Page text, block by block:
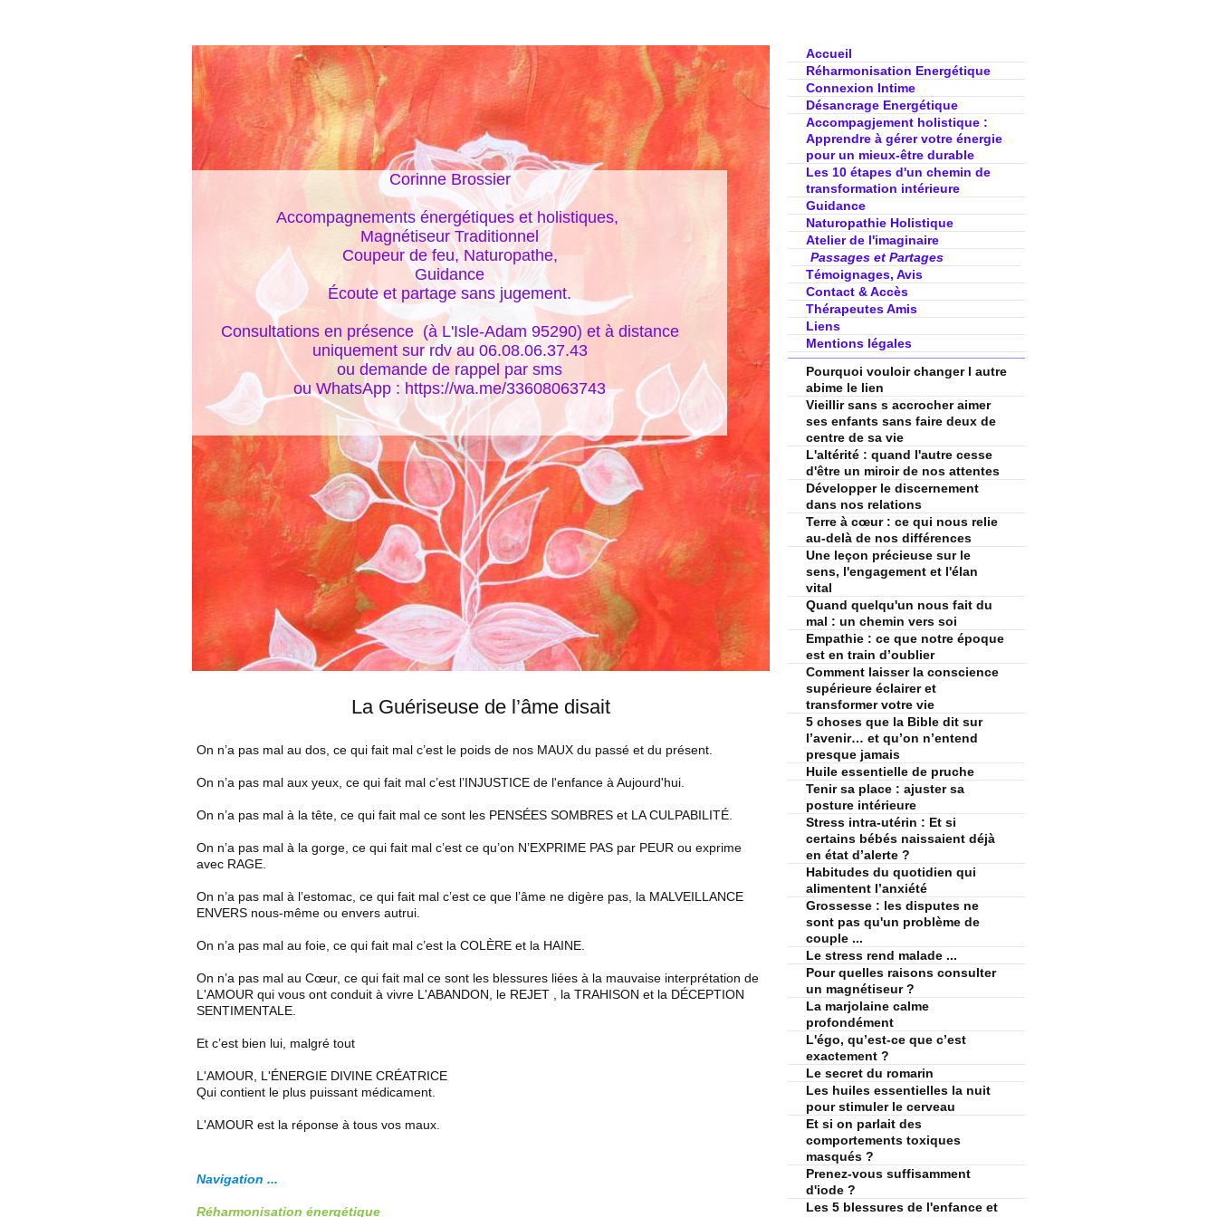
Corinne Brossier
Accompagnements énergétiques et holistiques,
Magnétiseur Traditionnel
Coupeur de feu, Naturopathe,
Guidance
Écoute et partage sans jugement.
Consultations en présence  (à L'Isle-Adam 95290) et à distance
uniquement sur rdv au 06.08.06.37.43
ou demande de rappel par sms
ou WhatsApp : https://wa.me/33608063743
La Guériseuse de l’âme disait
On n’a pas mal au dos, ce qui fait mal c’est le poids de nos MAUX du passé et du présent.
On n’a pas mal aux yeux, ce qui fait mal c’est l’INJUSTICE de l'enfance à Aujourd'hui.
On n’a pas mal à la tête, ce qui fait mal ce sont les PENSÉES SOMBRES et LA CULPABILITÉ.
On n’a pas mal à la gorge, ce qui fait mal c’est ce qu’on N’EXPRIME PAS par PEUR ou exprime
avec RAGE.
On n’a pas mal à l’estomac, ce qui fait mal c’est ce que l’âme ne digère pas, la MALVEILLANCE
ENVERS nous-même ou envers autrui.
On n’a pas mal au foie, ce qui fait mal c’est la COLÈRE et la HAINE.
On n’a pas mal au Cœur, ce qui fait mal ce sont les blessures liées à la mauvaise interprétation de
L'AMOUR qui vous ont conduit à vivre L'ABANDON, le REJET , la TRAHISON et la DÉCEPTION
SENTIMENTALE.
Et c’est bien lui, malgré tout
L'AMOUR, L'ÉNERGIE DIVINE CRÉATRICE
Qui contient le plus puissant médicament.
L'AMOUR est la réponse à tous vos maux.
Navigation ...
Réharmonisation énergétique
Accueil
Réharmonisation Energétique
Connexion Intime
Désancrage Energétique
Accompagjement holistique :
Apprendre à gérer votre énergie
pour un mieux-être durable
Les 10 étapes d'un chemin de
transformation intérieure
Guidance
Naturopathie Holistique
Atelier de l'imaginaire
Passages et Partages
Témoignages, Avis
Contact & Accès
Thérapeutes Amis
Liens
Mentions légales
Pourquoi vouloir changer l autre
abime le lien
Vieillir sans s accrocher aimer
ses enfants sans faire deux de
centre de sa vie
L'altérité : quand l'autre cesse
d'être un miroir de nos attentes
Développer le discernement
dans nos relations
Terre à cœur : ce qui nous relie
au-delà de nos différences
Une leçon précieuse sur le
sens, l'engagement et l'élan
vital
Quand quelqu'un nous fait du
mal : un chemin vers soi
Empathie : ce que notre époque
est en train d’oublier
Comment laisser la conscience
supérieure éclairer et
transformer votre vie
5 choses que la Bible dit sur
l’avenir… et qu’on n’entend
presque jamais
Huile essentielle de pruche
Tenir sa place : ajuster sa
posture intérieure
Stress intra-utérin : Et si
certains bébés naissaient déjà
en état d’alerte ?
Habitudes du quotidien qui
alimentent l’anxiété
Grossesse : les disputes ne
sont pas qu'un problème de
couple ...
Le stress rend malade ...
Pour quelles raisons consulter
un magnétiseur ?
La marjolaine calme
profondément
L'égo, qu’est-ce que c’est
exactement ?
Le secret du romarin
Les huiles essentielles la nuit
pour stimuler le cerveau
Et si on parlait des
comportements toxiques
masqués ?
Prenez-vous suffisamment
d'iode ?
Les 5 blessures de l'enfance et